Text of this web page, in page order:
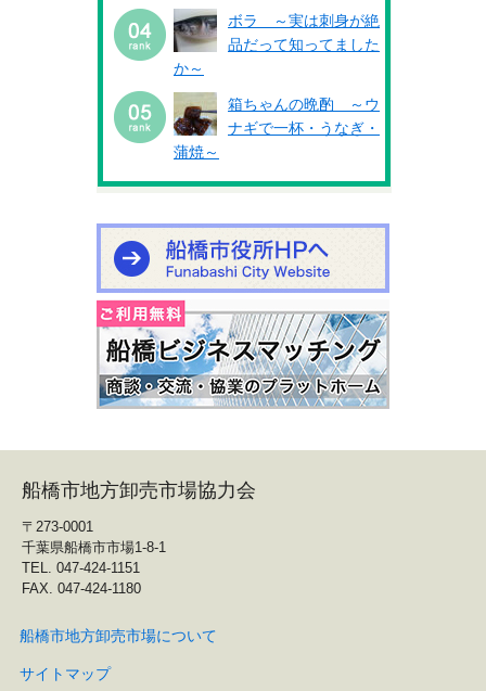
ボラ ～実は刺身が絶
品だって知ってました
か～
箱ちゃんの晩酌 ～ウ
ナギで一杯・うなぎ・
蒲焼～
船橋市地方卸売市場協力会
〒273-0001
千葉県船橋市市場1-8-1
TEL. 047-424-1151
FAX. 047-424-1180
船橋市地方卸売市場について
サイトマップ